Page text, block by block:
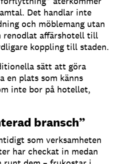
Det handlar inte
och möblemang utan
renodlat affärshotell till
koppling till staden.
sätt att göra
en plats som känns
inte bor på hotellet,
bransch”
som verksamheten
har checkat in medan